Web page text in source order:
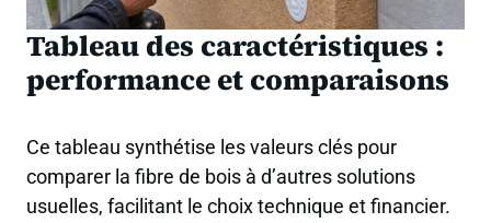
Tableau des caractéristiques :
performance et comparaisons
Ce tableau synthétise les valeurs clés pour
comparer la fibre de bois à d’autres solutions
usuelles, facilitant le choix technique et financier.